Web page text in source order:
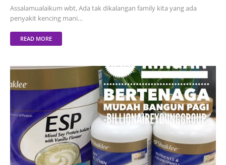
Assalamualaikum wbt, Ada tak dikalangan family kita yang ada
penyakit kencing mani…
READ MORE